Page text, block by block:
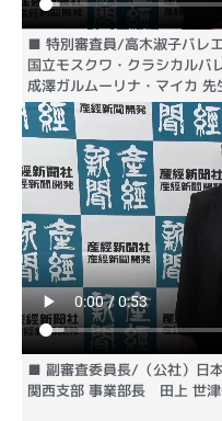
■ 特別審査員/高木淑子バレ
国立モスクワ・クラシカルバ
成澤ガルムーリナ・マイカ 先
■ 副審査委員長/（公社）日
関西支部 事業部長 田上 世